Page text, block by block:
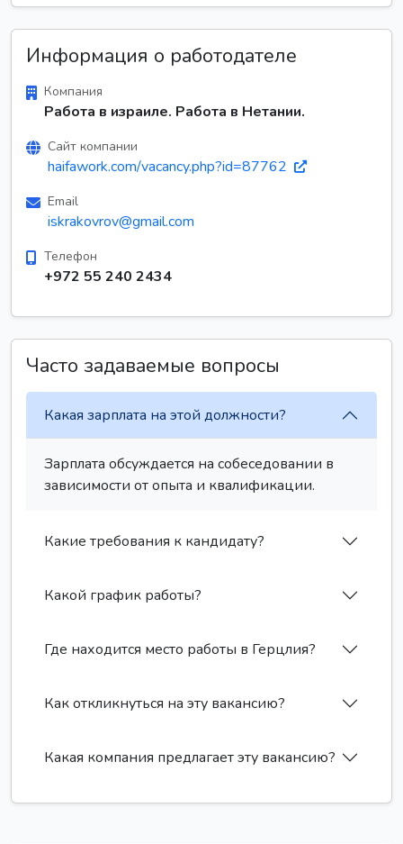
Информация о работодателе
Компания
Работа в израиле. Работа в Нетании.
Сайт компании
haifawork.com/vacancy.php?id=87762
Email
iskrakovrov@gmail.com
Телефон
+972 55 240 2434
Часто задаваемые вопросы
Какая зарплата на этой должности?
Зарплата обсуждается на собеседовании в
зависимости от опыта и квалификации.
Какие требования к кандидату?
Какой график работы?
Где находится место работы в Герцлия?
Как откликнуться на эту вакансию?
Какая компания предлагает эту вакансию?